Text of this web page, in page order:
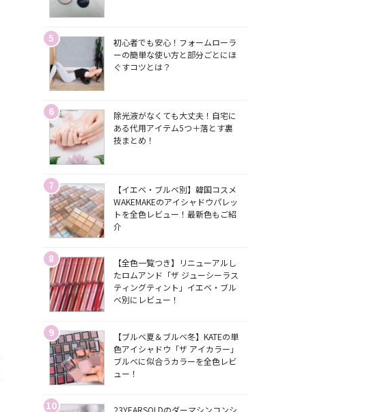
5
初心者でも安心！フォームローラ
ーの簡単な使い方と部分ごとにほ
ぐすコツとは？
6
除光液がなくても大丈夫！自宅に
ある代用アイテム5つ＋落とす裏
技まとめ！
7
【イエベ・ブルベ別】韓国コスメ
WAKEMAKEのアイシャドウパレッ
トを全色レビュー！最新色もご紹
介
8
【全色一覧つき】リニューアルし
たロムアンド「ザ ジューシーラス
ティングティント」イエベ・ブル
ベ別にレビュー！
9
【ブルベ夏＆ブルベ冬】KATEの単
色アイシャドウ「ザ アイカラー」
ブルベに似合うカラーを全色レビ
ュー！
10